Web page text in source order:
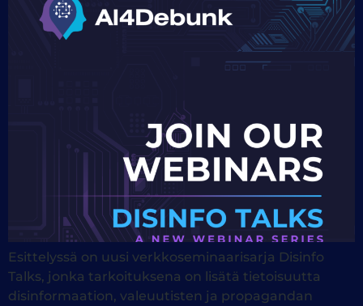
Esittelyssä on uusi verkkoseminaarisarja Disinfo
Talks, jonka tarkoituksena on lisätä tietoisuutta
disinformaation, valeuutisten ja propagandan